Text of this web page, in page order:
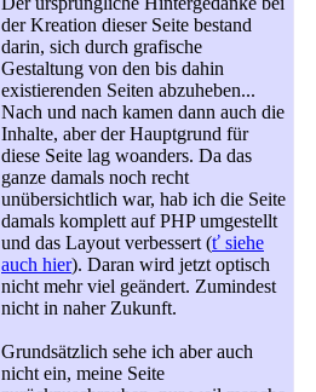
der Kreation dieser Seite bestand
darin, sich durch grafische
Gestaltung von den bis dahin
existierenden Seiten abzuheben...
Nach und nach kamen dann auch die
Inhalte, aber der Hauptgrund für
diese Seite lag woanders. Da das
ganze damals noch recht
unübersichtlich war, hab ich die Seite
damals komplett auf PHP umgestellt
und das Layout verbessert (ť siehe
auch hier). Daran wird jetzt optisch
nicht mehr viel geändert. Zumindest
nicht in naher Zukunft.
Grundsätzlich sehe ich aber auch
nicht ein, meine Seite